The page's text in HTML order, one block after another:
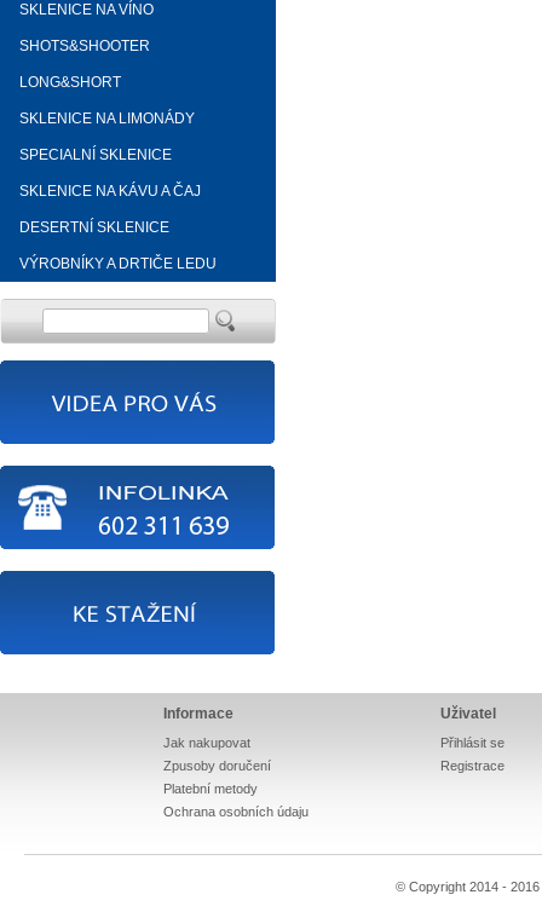
SKLENICE NA VÍNO
SHOTS&SHOOTER
LONG&SHORT
SKLENICE NA LIMONÁDY
SPECIALNÍ SKLENICE
SKLENICE NA KÁVU A ČAJ
DESERTNÍ SKLENICE
VÝROBNÍKY A DRTIČE LEDU
Informace
Jak nakupovat
Zpusoby doručení
Platební metody
Ochrana osobních údaju
Uživatel
Přihlásit se
Registrace
© Copyright 2014 - 2016